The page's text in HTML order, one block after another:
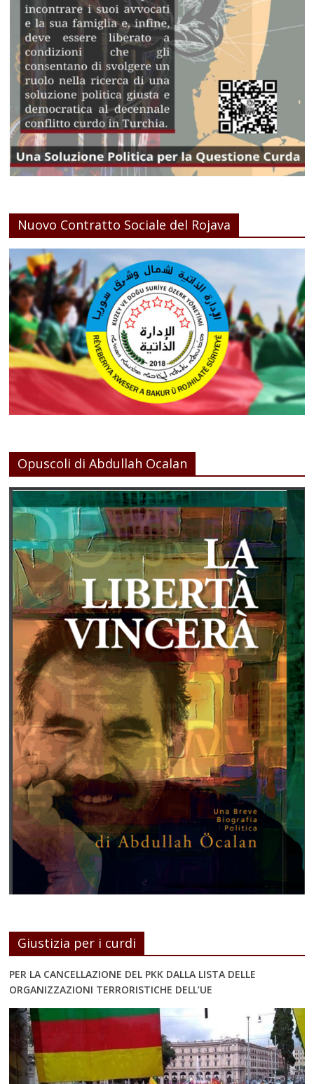
Nuovo Contratto Sociale del Rojava
Opuscoli di Abdullah Ocalan
Giustizia per i curdi
PER LA CANCELLAZIONE DEL PKK DALLA LISTA DELLE
ORGANIZZAZIONI TERRORISTICHE DELL’UE